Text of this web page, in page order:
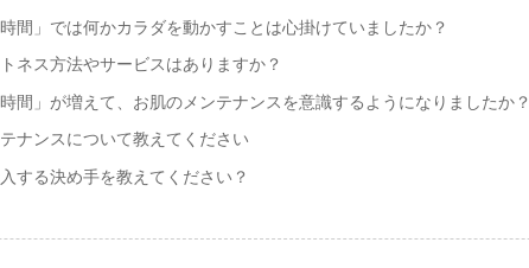
間」では何かカラダを動かすことは心掛けていましたか？
ネス方法やサービスはありますか？
時間」が増えて、お肌のメンテナンスを意識するようになりましたか？
ナンスについて教えてください
する決め手を教えてください？